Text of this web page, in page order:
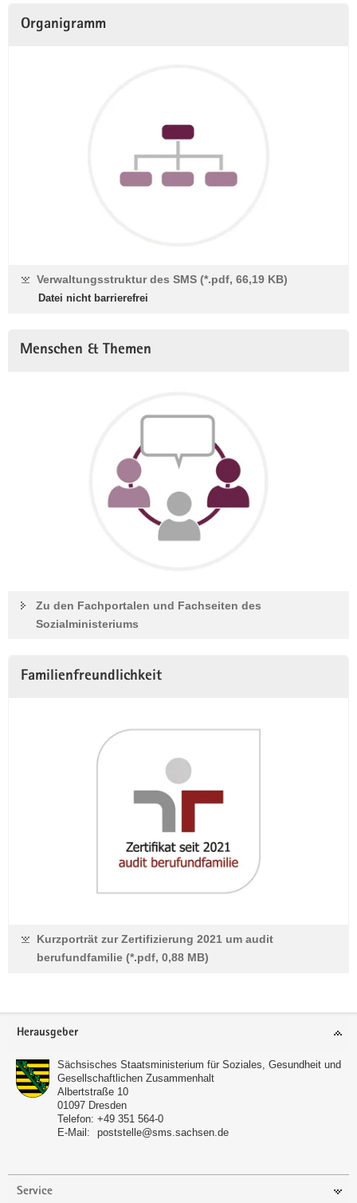
Organigramm
Verwaltungsstruktur des SMS (*.pdf, 66,19 KB)
Datei nicht barrierefrei
Menschen & Themen
Zu den Fachportalen und Fachseiten des
Sozialministeriums
Familienfreundlichkeit
Kurzporträt zur Zertifizierung 2021 um audit
berufundfamilie (*.pdf, 0,88 MB)
Footer-
Herausgeber
Sächsisches Staatsministerium für Soziales, Gesundheit und
Gesellschaftlichen Zusammenhalt
Albertstraße 10
01097 Dresden
Telefon: +49 351 564-0
E-Mail:
poststelle@sms.sachsen.de
Service